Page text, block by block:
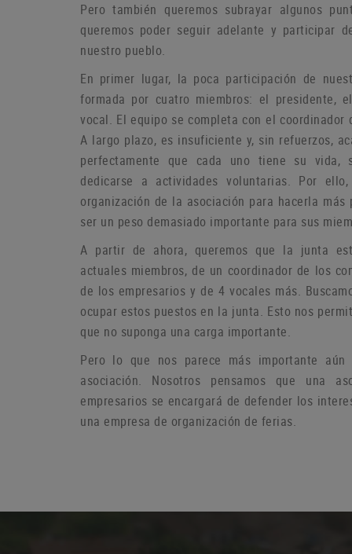
Pero también queremos subrayar algunos
queremos poder seguir adelante y participar
nuestro pueblo.
En primer lugar, la poca participación de
formada por cuatro miembros: el presidente,
vocal. El equipo se completa con el
A largo plazo, es insuficiente y, sin refuerzos,
perfectamente que cada uno tiene su
dedicarse a actividades voluntarias. Por
organización de la asociación para hacerla
ser un peso demasiado importante para sus
A partir de ahora, queremos que la junta
actuales miembros, de un coordinador de los
de los empresarios y de 4 vocales más.
ocupar estos puestos en la junta. Esto nos
que no suponga una carga importante.
Pero lo que nos parece más importante
asociación. Nosotros pensamos que una
empresarios se encargará de defender los
una empresa de organización de ferias.